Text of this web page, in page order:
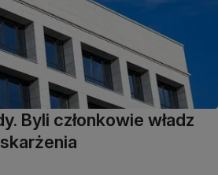
Byli członkowie władz